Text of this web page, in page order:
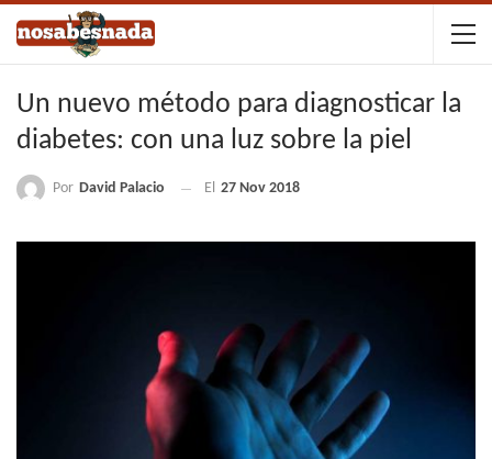
Un nuevo método para diagnosticar la
diabetes: con una luz sobre la piel
Por David Palacio El 27 Nov 2018